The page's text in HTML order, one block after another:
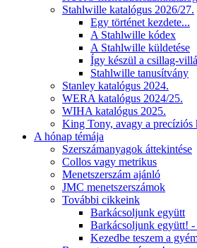
Stahlwille katalógus 2026/27.
Egy történet kezdete...
A Stahlwille kódex
A Stahlwille küldetése
Így készül a csillag-
Stahlwille tanusítvány
Stanley katalógus 2024.
WERA katalógus 2024/25.
WIHA katalógus 2025.
King Tony, avagy a precíziós
A hónap témája
Szerszámanyagok áttekintése
Collos vagy metrikus
Menetszerszám ajánló
JMC menetszerszámok
További cikkeink
Barkácsoljunk együtt
Barkácsoljunk együtt! -
Kezedbe teszem a